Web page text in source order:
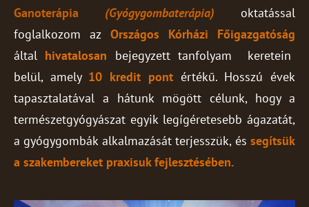
Ganoterápia (Gyógygombaterápia) oktatással
foglalkozom az Országos Kórházi Főigazgatóság
által hivatalosan bejegyzett tanfolyam keretein
belül, amely 10 kredit pontértékű. Hosszú évek
tapasztalatával a hátunk mögött célunk, hogy a
természetgyógyászat egyik legígéretesebb ágazatát,
a gyógygombák alkalmazását terjesszük, és segítsük
a szakembereket praxisuk fejlesztésében.